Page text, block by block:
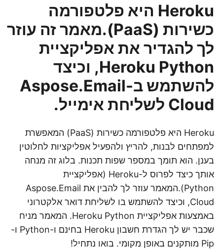
Heroku היא פלטפורמה
כשירות (PaaS).מאמר זה עוזר
לך להגדיר את אפליקציית
Heroku Python, וכיצד
להשתמש ב-Aspose.Email
Cloud לשליחת אימייל.
Heroku היא פלטפורמה כשירות (PaaS) המאפשרת
למפתחים לבנות, להריץ ולהפעיל אפליקציות לחלוטין
בענן. הוא תומך במספר שפות תכנות. בלוג זה מנחה
אותך כיצד לפרוס ל-Heroku (אפליקציית
Python).המאמר עוזר לך להבין את Aspose.Email
Cloud, וכיצד להשתמש בו לשליחת דואר אלקטרוני
באמצעות אפליקציית Heroku Python. המאמר מניח
שכבר יש לך הגדרת חשבון Heroku בחינם ו-Python ו-
Pip מותקנים באופן מקומי. בואו נתחיל!